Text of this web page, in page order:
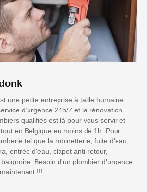
une petite entreprise à taille humaine
d’urgence 24h/7 et la rénovation.
qualifiés est là pour vous servir et
en Belgique en moins de 1h. Pour
tel que la robinetterie, fuite d'eau,
entrée d'eau, clapet anti-retour,
Besoin d'un plombier d'urgence
!!!